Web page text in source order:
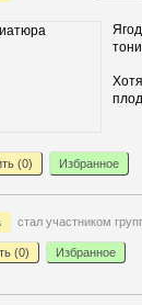
(0) Избранное
стал участником
(0) Избранное